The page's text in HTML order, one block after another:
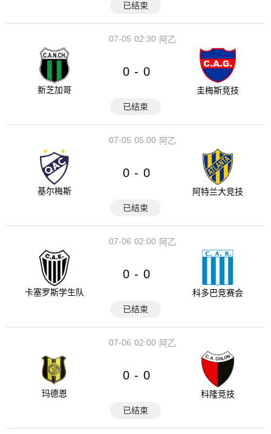
已结束
02:30
07-05 阿乙
新芝加哥
0 - 0
圭梅斯竞技
已结束
05:00
07-05 阿乙
基尔梅斯
0 - 0
阿特兰大竞技
已结束
02:00
07-06 阿乙
卡塞罗斯学生队
0 - 0
科多巴竞赛会
已结束
02:00
07-06 阿乙
玛德恩
0 - 0
科隆竞技
已结束